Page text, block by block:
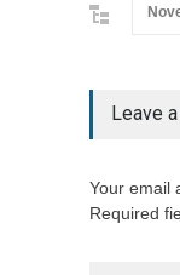
Leave
Your email
Required